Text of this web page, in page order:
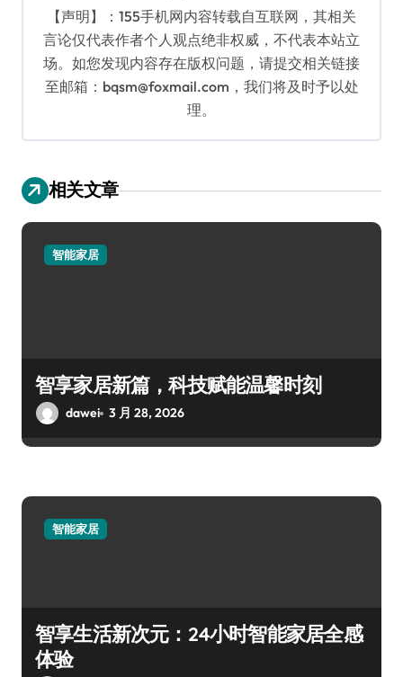
【声明】：155手机网内容转载自互联网，其相关
言论仅代表作者个人观点绝非权威，不代表本站立
场。如您发现内容存在版权问题，请提交相关链接
至邮箱：bqsm@foxmail.com，我们将及时予以处
理。
相关文章
智能家居
智享家居新篇，科技赋能温馨时刻
dawei 3 月 28, 2026
智能家居
智享生活新次元：24小时智能家居全感
体验